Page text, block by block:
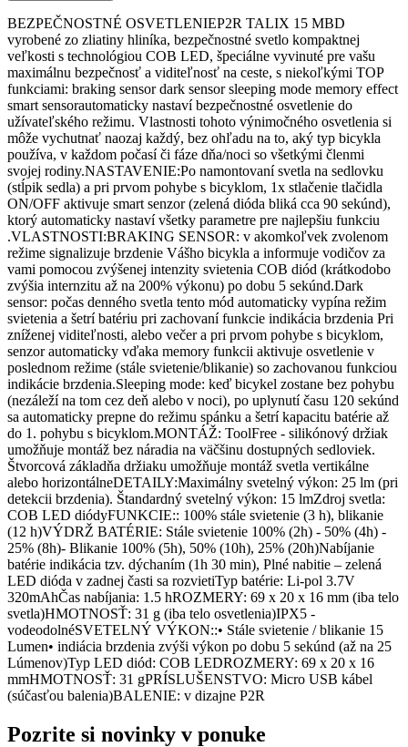
BEZPEČNOSTNÉ OSVETLENIEP2R TALIX 15 MBD
vyrobené zo zliatiny hliníka, bezpečnostné svetlo kompaktnej
veľkosti s technológiou COB LED, špeciálne vyvinuté pre vašu
maximálnu bezpečnosť a viditeľnosť na ceste, s niekoľkými TOP
funkciami: braking sensor dark sensor sleeping mode memory effect
smart sensorautomaticky nastaví bezpečnostné osvetlenie do
užívateľského režimu. Vlastnosti tohoto výnimočného osvetlenia si
môže vychutnať naozaj každý, bez ohľadu na to, aký typ bicykla
používa, v každom počasí či fáze dňa/noci so všetkými členmi
svojej rodiny.NASTAVENIE:Po namontovaní svetla na sedlovku
(stĺpik sedla) a pri prvom pohybe s bicyklom, 1x stlačenie tlačidla
ON/OFF aktivuje smart senzor (zelená dióda bliká cca 90 sekúnd),
ktorý automaticky nastaví všetky parametre pre najlepšiu funkciu
.VLASTNOSTI:BRAKING SENSOR: v akomkoľvek zvolenom
režime signalizuje brzdenie Vášho bicykla a informuje vodičov za
vami pomocou zvýšenej intenzity svietenia COB diód (krátkodobo
zvýšia internzitu až na 200% výkonu) po dobu 5 sekúnd.Dark
sensor: počas denného svetla tento mód automaticky vypína režim
svietenia a šetrí batériu pri zachovaní funkcie indikácia brzdenia Pri
zníženej viditeľnosti, alebo večer a pri prvom pohybe s bicyklom,
senzor automaticky vďaka memory funkcii aktivuje osvetlenie v
poslednom režime (stále svietenie/blikanie) so zachovanou funkciou
indikácie brzdenia.Sleeping mode: keď bicykel zostane bez pohybu
(nezáleží na tom cez deň alebo v noci), po uplynutí času 120 sekúnd
sa automaticky prepne do režimu spánku a šetrí kapacitu batérie až
do 1. pohybu s bicyklom.MONTÁŽ: ToolFree - silikónový držiak
umožňuje montáž bez náradia na väčšinu dostupných sedloviek.
Štvorcová základňa držiaku umožňuje montáž svetla vertikálne
alebo horizontálneDETAILY:Maximálny svetelný výkon: 25 lm (pri
detekcii brzdenia). Štandardný svetelný výkon: 15 lmZdroj svetla:
COB LED diódyFUNKCIE:: 100% stále svietenie (3 h), blikanie
(12 h)VÝDRŽ BATÉRIE: Stále svietenie 100% (2h) - 50% (4h) -
25% (8h)- Blikanie 100% (5h), 50% (10h), 25% (20h)Nabíjanie
batérie indikácia tzv. dýchaním (1h 30 min), Plné nabitie – zelená
LED dióda v zadnej časti sa rozvietiTyp batérie: Li-pol 3.7V
320mAhČas nabíjania: 1.5 hROZMERY: 69 x 20 x 16 mm (iba telo
svetla)HMOTNOSŤ: 31 g (iba telo osvetlenia)IPX5 -
vodeodolnéSVETELNÝ VÝKON::• Stále svietenie / blikanie 15
Lumen• indiácia brzdenia zvýši výkon po dobu 5 sekúnd (až na 25
Lúmenov)Typ LED diód: COB LEDROZMERY: 69 x 20 x 16
mmHMOTNOSŤ: 31 gPRÍSLUŠENSTVO: Micro USB kábel
(súčasťou balenia)BALENIE: v dizajne P2R
Pozrite si novinky v ponuke